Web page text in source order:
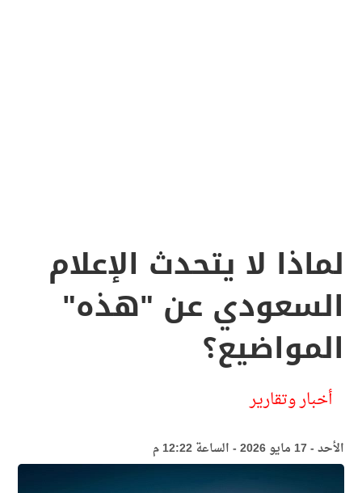
لماذا لا يتحدث الإعلام
السعودي عن "هذه"
المواضيع؟
أخبار وتقارير
الأحد - 17 مايو 2026 - الساعة 12:22 م